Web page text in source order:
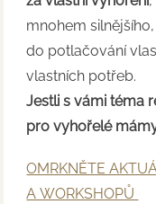
mnohem
do potlačování
vlastních potřeb.
Jestli s vámi téma
pro vyhořelé
OMRKNĚTE
A WORKSHOPŮ